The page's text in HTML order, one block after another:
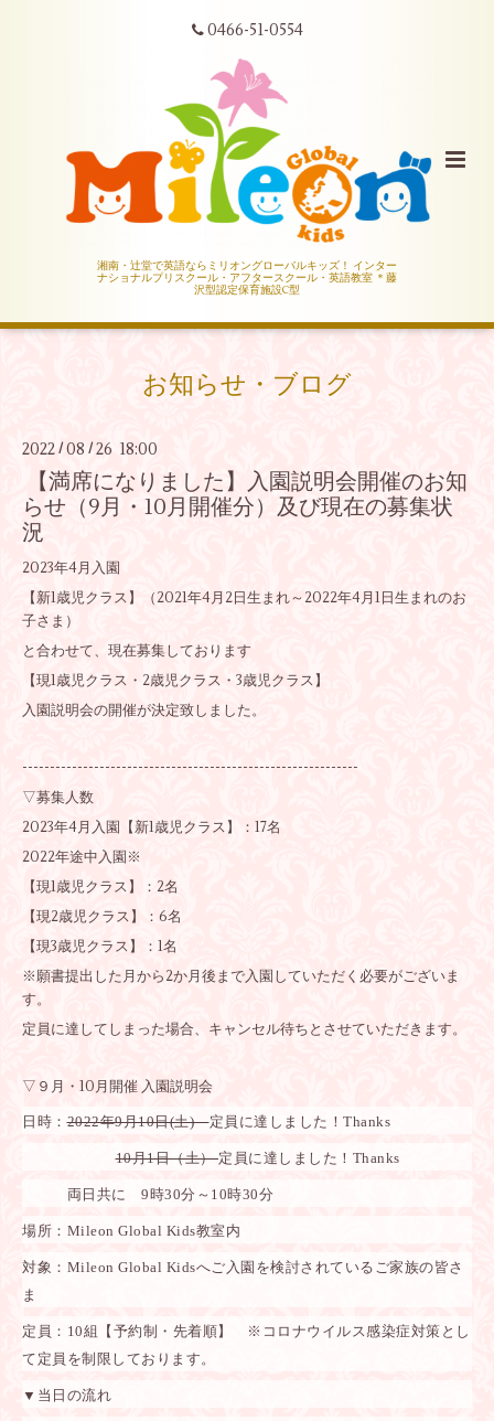
0466-51-0554
湘南・辻堂で英語ならミリオングローバルキッズ！ インター
ナショナルプリスクール・アフタースクール・英語教室 ＊藤
沢型認定保育施設C型
お知らせ・ブログ
2022 /08 /26 18:00
【満席になりました】入園説明会開催のお知
らせ（9月・10月開催分）及び現在の募集状
況
2023年4月入園
【新1歳児クラス】（2021年4月2日生まれ～2022年4月1日生まれのお
子さま）
と合わせて、現在募集しております
【現1歳児クラス・2歳児クラス・3歳児クラス】
入園説明会の開催が決定致しました。
-------------------------------------------------------------
▽募集人数
2023年4月入園【新1歳児クラス】：17名
2022年途中入園※
【現1歳児クラス】：2名
【現2歳児クラス】：6名
【現3歳児クラス】：1名
※願書提出した月から2か月後まで入園していただく必要がございま
す。
定員に達してしまった場合、キャンセル待ちとさせていただきます。
▽９月・10月開催 入園説明会
日時：2022年9月10日(土)定員に達しました！Thanks
10月1日（土）定員に達しました！Thanks
両日共に 9時30分～10時30分
場所：Mileon Global Kids教室内
対象： Mileon Global Kidsへご入園を検討されているご家族の皆さ
ま
定員：10組【予約制・先着順】 ※コロナウイルス感染症対策とし
て定員を制限しております。
▼当日の流れ